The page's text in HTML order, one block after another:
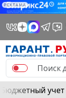
РЕКЛАМА
Бюджетный учет